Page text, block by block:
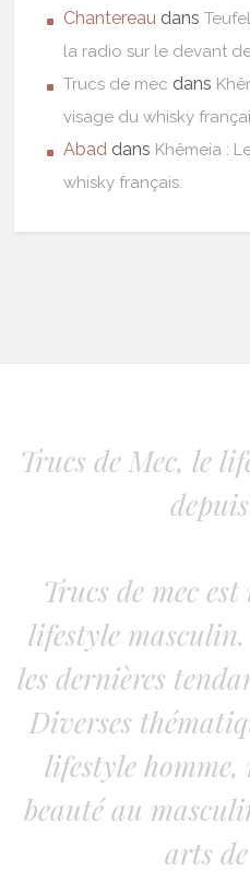
Chantereau dans
la radio sur le devant
Trucs de mec dans
visage du whisky
Abad dans Khêmeia :
whisky français.
Trucs de Mec, le
Trucs de mec
lifestyle
les dernières
Diverses
lifestyle homme,
beauté au
arts